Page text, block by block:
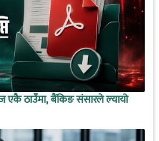
एकै ठाउँमा, बैंकिङ संसारले ल्यायो